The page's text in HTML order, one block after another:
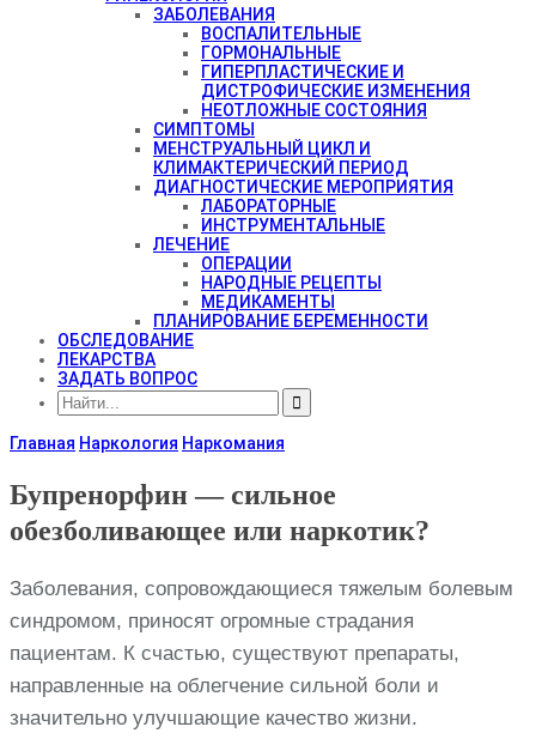
ЗАБОЛЕВАНИЯ
ВОСПАЛИТЕЛЬНЫЕ
ГОРМОНАЛЬНЫЕ
ГИПЕРПЛАСТИЧЕСКИЕ И
ДИСТРОФИЧЕСКИЕ ИЗМЕНЕНИЯ
НЕОТЛОЖНЫЕ СОСТОЯНИЯ
СИМПТОМЫ
МЕНСТРУАЛЬНЫЙ ЦИКЛ И
КЛИМАКТЕРИЧЕСКИЙ ПЕРИОД
ДИАГНОСТИЧЕСКИЕ МЕРОПРИЯТИЯ
ЛАБОРАТОРНЫЕ
ИНСТРУМЕНТАЛЬНЫЕ
ЛЕЧЕНИЕ
ОПЕРАЦИИ
НАРОДНЫЕ РЕЦЕПТЫ
МЕДИКАМЕНТЫ
ПЛАНИРОВАНИЕ БЕРЕМЕННОСТИ
ОБСЛЕДОВАНИЕ
ЛЕКАРСТВА
ЗАДАТЬ ВОПРОС
Главная Наркология Наркомания
Бупренорфин — сильное
обезболивающее или наркотик?
Заболевания, сопровождающиеся тяжелым болевым
синдромом, приносят огромные страдания
пациентам. К счастью, существуют препараты,
направленные на облегчение сильной боли и
значительно улучшающие качество жизни.